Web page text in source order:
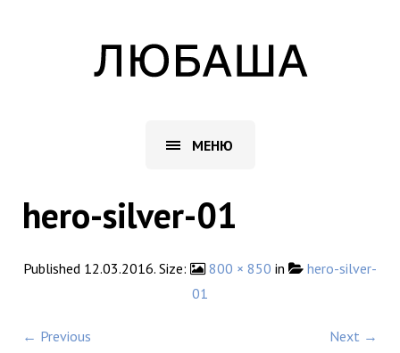
МЕНЮ
hero-silver-01
Published 12.03.2016. Size: 800 × 850 in
hero-silver-
01
← Previous Next →